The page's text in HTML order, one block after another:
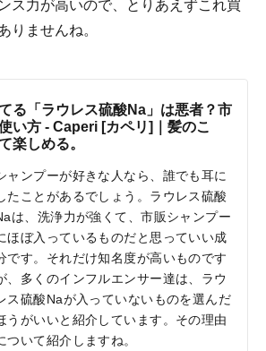
ス力が高いので、とりあえずこれ買
りませんね。
る「ラウレス硫酸Na」は悪者？市
い方 - Caperi [カペリ]｜髪のこ
楽しめる。
ャンプーが好きな人なら、誰でも耳に
たことがあるでしょう。ラウレス硫酸
は、洗浄力が強くて、市販シャンプー
ほぼ入っているものだと思っていい成
です。それだけ知名度が高いものです
、多くのインフルエンサー達は、ラウ
ス硫酸Naが入っていないものを選んだ
うがいいと紹介しています。その理由
ついて紹介しますね。